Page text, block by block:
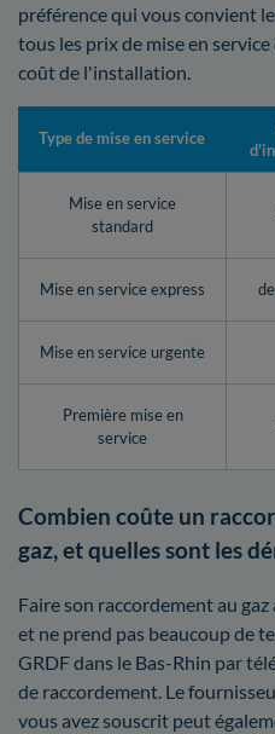
préférence qui vous convient
tous les prix de mise en
coût de l'installation.
Type de mise en service
Mise en service
standard
Mise en service express
Mise en service urgente
Première mise en
service
Combien coûte un
gaz, et quelles sont les
Faire son raccordement au
et ne prend pas beaucoup de
GRDF dans le Bas-Rhin par
de raccordement. Le
vous avez souscrit peut